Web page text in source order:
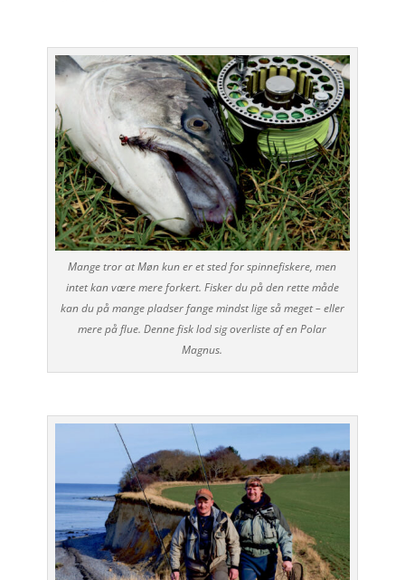
Mange tror at Møn kun er et sted for spinnefiskere, men
intet kan være mere forkert. Fisker du på den rette måde
kan du på mange pladser fange mindst lige så meget – eller
mere på flue. Denne fisk lod sig overliste af en Polar
Magnus.